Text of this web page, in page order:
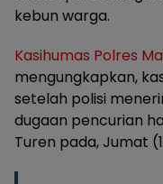
kebun warga.
Kasihumas Polres
mengungkapkan,
setelah polisi
dugaan pencurian
Turen pada, Jumat